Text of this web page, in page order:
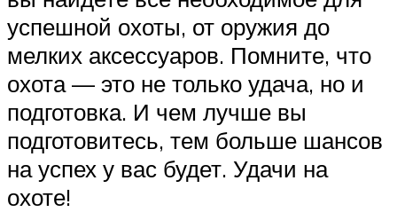
успешной охоты, от оружия до
мелких аксессуаров. Помните, что
охота — это не только удача, но и
подготовка. И чем лучше вы
подготовитесь, тем больше шансов
на успех у вас будет. Удачи на
охоте!